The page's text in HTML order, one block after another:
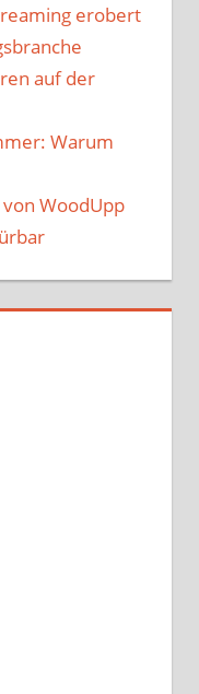
erobert
auf der
Warum
WoodUpp